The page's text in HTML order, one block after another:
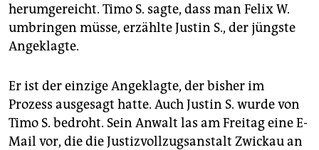
herumgereicht. Timo S. sagte, dass man Felix W.
umbringen müsse, erzählte Justin S., der jüngste
Angeklagte.
Er ist der einzige Angeklagte, der bisher im
Prozess ausgesagt hatte. Auch Justin S. wurde von
Timo S. bedroht. Sein Anwalt las am Freitag eine E-
Mail vor, die die Justizvollzugsanstalt Zwickau an